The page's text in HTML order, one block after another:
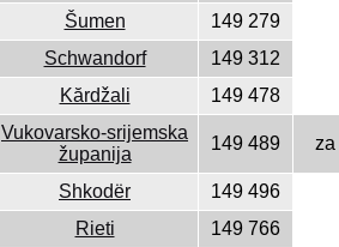
Šumen
149 279
Schwandorf
149 312
Kărdžali 149 478
Vukovarsko-srijemska
županija
149 489 za
Shkodër
149 496
Rieti
149 766